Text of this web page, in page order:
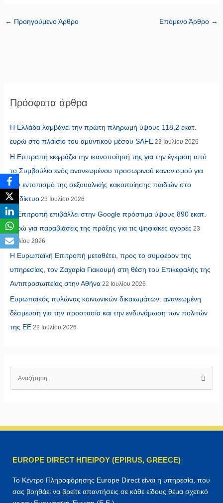
← Προηγούμενο Άρθρο Επόμενο Άρθρο →
Πρόσφατα άρθρα
Η Ελλάδα λαμβάνει την πρώτη πληρωμή ύψους 118,2 εκατ.
ευρώ στο πλαίσιο του αμυντικού μέσου SAFE 23 Ιουλίου 2026
Η Επιτροπή εκφράζει την ικανοποίησή της για την έγκριση από
το Συμβούλιο ενός ανανεωμένου προσωρινού κανονισμού για
τον εντοπισμό της σεξουαλικής κακοποίησης παιδιών στο
διαδίκτυο 23 Ιουλίου 2026
Η Επιτροπή επιβάλλει στην Google πρόστιμα ύψους 890 εκατ.
ευρώ για παραβιάσεις της πράξης για τις ψηφιακές αγορές 23
Ιουλίου 2026
Η Ευρωπαϊκή Επιτροπή μεταθέτει, προς το συμφέρον της
υπηρεσίας, τον Ζαχαρία Γιακουμή στη θέση του Επικεφαλής της
Αντιπροσωπείας στην Αθήνα 22 Ιουλίου 2026
Ευρωπαϊκός πυλώνας κοινωνικών δικαιωμάτων: ανανεωμένη
δέσμευση για την προστασία και την ενδυνάμωση των πολιτών
της ΕΕ 22 Ιουλίου 2026
ν
ή
η
EUROPE DIRECT ΗΠΕΙΡΟΥ (EPIRUS, GREECE)
Το Κέντρο Πληροφόρησης Europe Direct είναι η υπηρεσία, που
σας βοηθάει να βρείτε απαντήσεις σε κάθε είδους θέμα σχετικό